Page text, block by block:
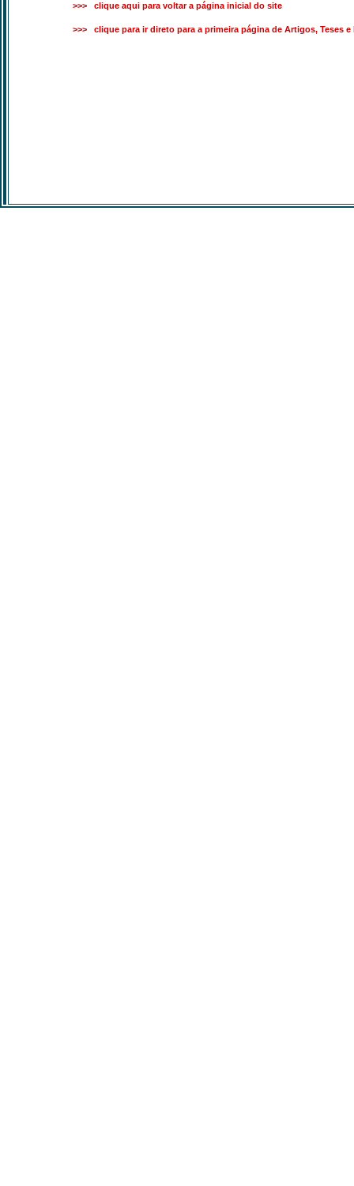
>>> clique aqui para voltar a página inicial do site
>>> clique para ir direto para a primeira página de Artigos, Teses e